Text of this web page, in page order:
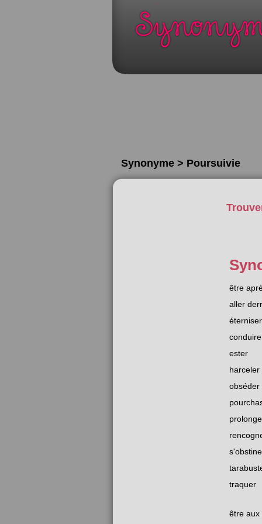
Synonyme > Poursuivie
être
aller
éterniser
conduire
ester
harceler
obséder
traquer
être aux